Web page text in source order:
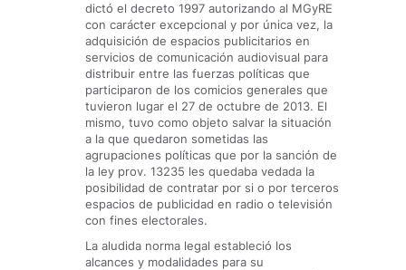
dictó el decreto 1997 autorizando al MGyRE
con carácter excepcional y por única vez, la
adquisición de espacios publicitarios en
servicios de comunicación audiovisual para
distribuir entre las fuerzas políticas que
participaron de los comicios generales que
tuvieron lugar el 27 de octubre de 2013. El
mismo, tuvo como objeto salvar la situación
a la que quedaron sometidas las
agrupaciones políticas que por la sanción de
la ley prov. 13235 les quedaba vedada la
posibilidad de contratar por si o por terceros
espacios de publicidad en radio o televisión
con fines electorales.
La aludida norma legal estableció los
alcances y modalidades para su